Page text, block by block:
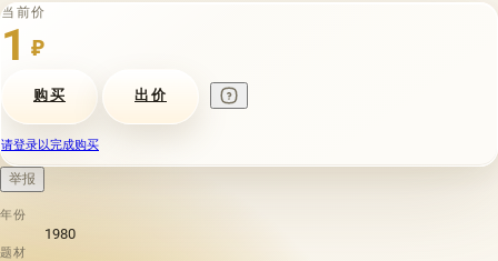
当前价
1 ₽
购买 出价
请登录以完成购买
举报
年份
1980
题材